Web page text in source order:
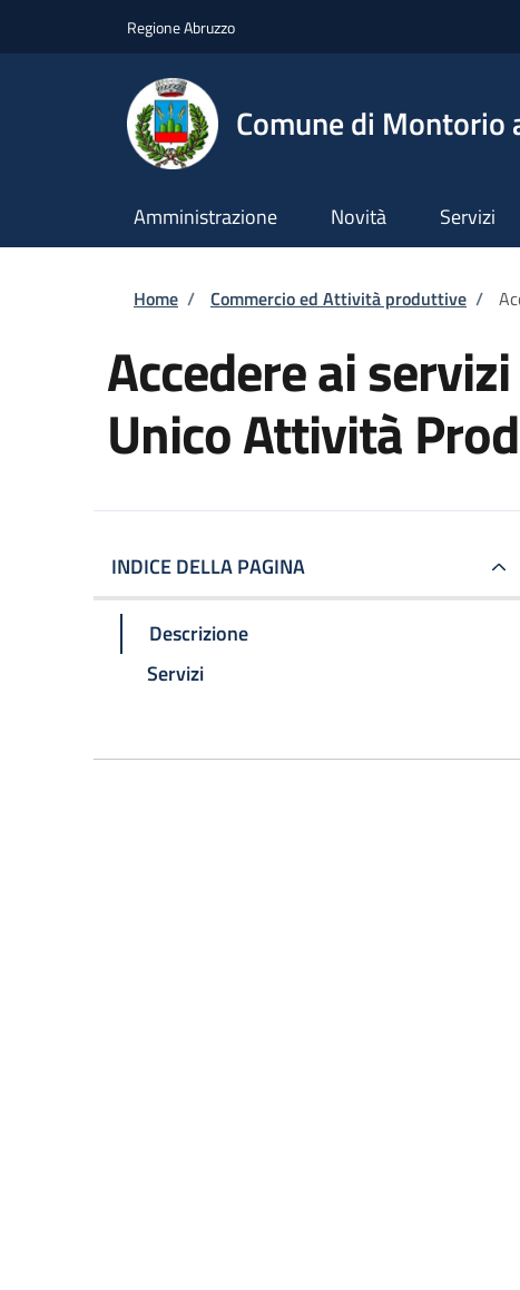
Regione Abruzzo
Comune di Montorio
Amministrazione Novità Servizi
Briciole di pane
Home / Commercio ed Attività produttive /
Accedere ai
Unico Attività
INDICE DELLA PAGINA
Descrizione
Servizi